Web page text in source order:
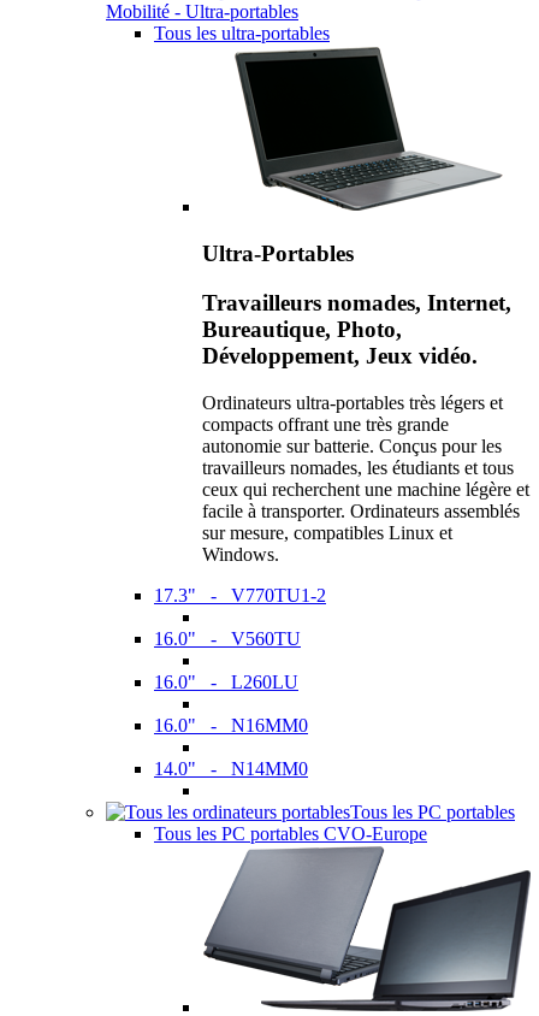
Mobilité - Ultra-portables
Tous les ultra-portables
Ultra-Portables
Travailleurs nomades, Internet,
Bureautique, Photo,
Développement, Jeux vidéo.
Ordinateurs ultra-portables très légers et
compacts offrant une très grande
autonomie sur batterie. Conçus pour les
travailleurs nomades, les étudiants et tous
ceux qui recherchent une machine légère et
facile à transporter. Ordinateurs assemblés
sur mesure, compatibles Linux et
Windows.
17.3" - V770TU1-2
16.0" - V560TU
16.0" - L260LU
16.0" - N16MM0
14.0" - N14MM0
Tous les PC portables
Tous les PC portables CVO-Europe